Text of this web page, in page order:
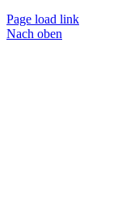
Page load link
Nach oben